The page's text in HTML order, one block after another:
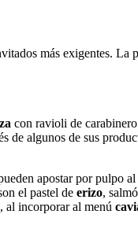
más exigentes.
con ravioli de
de algunos de sus
apostar por pulpo
el pastel de erizo,
al incorporar al menú